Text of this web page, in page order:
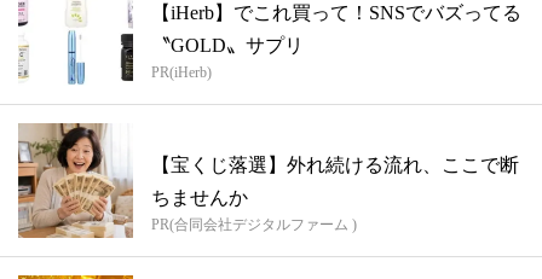
【iHerb】でこれ買って！SNSでバズってる
〝GOLD〟サプリ
PR(iHerb)
【宝くじ落選】外れ続ける流れ、ここで断
ちませんか
PR(合同会社デジタルファーム )